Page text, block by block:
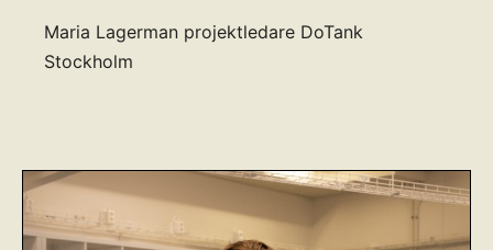
Maria Lagerman projektledare DoTank
Stockholm